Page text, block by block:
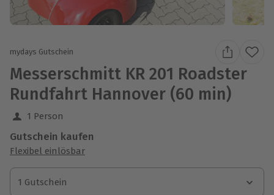
mydays Gutschein
Messerschmitt KR 201 Roadster
Rundfahrt Hannover (60 min)
1 Person
Gutschein kaufen
Flexibel einlösbar
1 Gutschein
1 Gutschein
1 Gutschein